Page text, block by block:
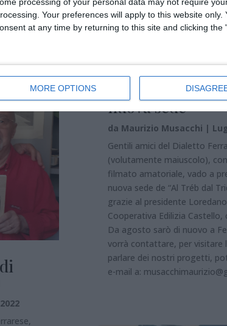
Your preferences will apply to this website
at any time by returning to this site and clicking
MORE OPTIONS
Coop Castello e
dal Tridèl
nuova sede
da Maurizio Musacchi |
Gentili amici del Dialetto
(volutamente maiuscolo),
filmato amatoriale, vado a
nuova sede de “Al Tréb dal
grazie al presidente
Cooperativa Edilizia Castello,
Da agosto sarò di nuovo a
vorrà contattare, per visitare
parlare dei nostri progetti,
e-mail a: